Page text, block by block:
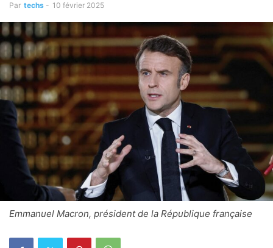
Par techs - 10 février 2025
Emmanuel Macron, président de la République française